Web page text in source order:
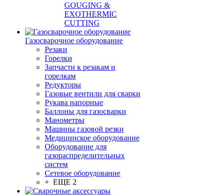
GOUGING &
EXOTHERMIC
CUTTING
Газосварочное оборудование
Резаки
Горелки
Запчасти к резакам и
горелкам
Редукторы
Газовые вентили для сварки
Рукава напорные
Баллоны для газосварки
Манометры
Машины газовой резки
Медицинское оборудование
Оборудование для
газораспределительных
систем
Сетевое оборудование
+ ЕЩЕ 2